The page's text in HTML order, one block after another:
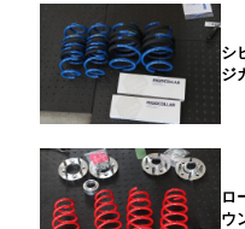
シ
ジ
ロ
ウ